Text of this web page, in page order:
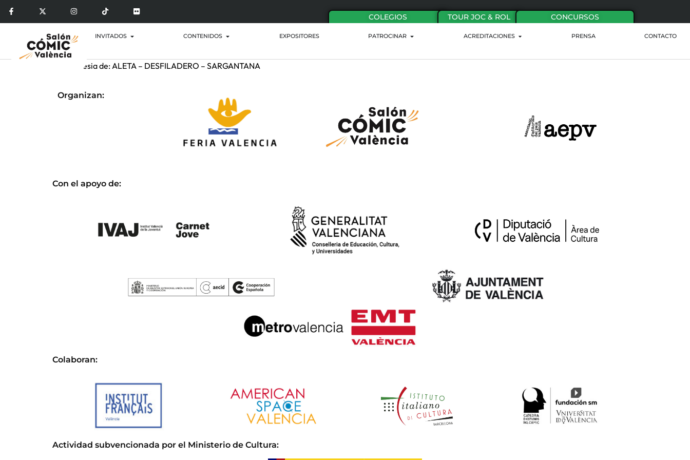
COLEGIOS TOUR JOC & ROL CONCURSOS
INVITADOS CONTENIDOS EXPOSITORES PATROCINAR ACREDITACIONES PRENSA CONTACTO
Por cortesia de: ALETA – DESFILADERO – SARGANTANA
Organizan:
Con el apoyo de:
Colaboran:
Actividad subvencionada por el Ministerio de Cultura: